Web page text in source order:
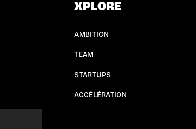
XPLORE
AMBITION
TEAM
STARTUPS
ACCÉLÉRATION